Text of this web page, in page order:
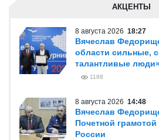
АКЦЕНТЫ
8 августа 2026 18:27
Вячеслав
области сильные,
талантливые
1188
8 августа 2026 14:48
Вячеслав
Почетной
России